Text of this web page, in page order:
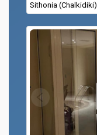
Sithonia (Chalkidiki)